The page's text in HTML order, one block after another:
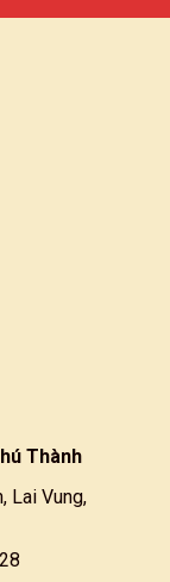
Thành
Lai Vung,